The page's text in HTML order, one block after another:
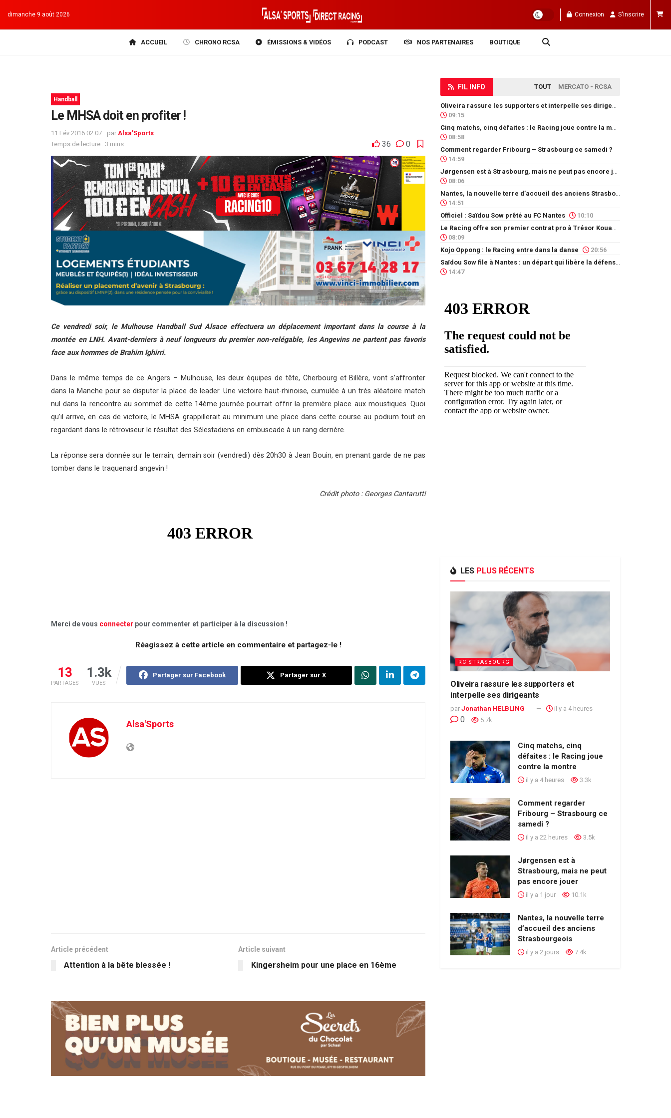
dimanche 9 août 2026 Connexion S'inscrire
ACCUEIL CHRONO RCSA ÉMISSIONS & VIDÉOS PODCAST NOS PARTENAIRES BOUTIQUE
Handball
Le MHSA doit en profiter !
11 Fév 2016 02:07 par Alsa'Sports
Temps de lecture : 3 mins
36 0
Ce vendredi soir, le Mulhouse Handball Sud Alsace effectuera un déplacement important dans la course à la
montée en LNH. Avant-derniers à neuf longueurs du premier non-relégable, les Angevins ne partent pas favoris
face aux hommes de Brahim Ighirri.
Dans le même temps de ce Angers – Mulhouse, les deux équipes de tête, Cherbourg et Billère, vont s’affronter
dans la Manche pour se disputer la place de leader. Une victoire haut-rhinoise, cumulée à un très aléatoire match
nul dans la rencontre au sommet de cette 14ème journée pourrait offrir la première place aux moustiques. Quoi
qu’il arrive, en cas de victoire, le MHSA grappillerait au minimum une place dans cette course au podium tout en
regardant dans le rétroviseur le résultat des Sélestadiens en embuscade à un rang derrière.
La réponse sera donnée sur le terrain, demain soir (vendredi) dès 20h30 à Jean Bouin, en prenant garde de ne pas
tomber dans le traquenard angevin !
Crédit photo : Georges Cantarutti
Merci de vous connecter pour commenter et participer à la discussion !
Réagissez à cette article en commentaire et partagez-le !
13
PARTAGES
1.3k
VUES
Partager sur Facebook Partager sur X
Alsa'Sports
Article précédent
Attention à la bête blessée !
Article suivant
Kingersheim pour une place en 16ème
FIL INFO TOUT MERCATO - RCSA
09:15
08:58
Comment regarder Fribourg – Strasbourg ce samedi ?
14:59
08:06
14:51
Officiel : Saïdou Sow prêté au FC Nantes
10:10
08:09
Kojo Oppong : le Racing entre dans la danse
20:56
14:47
LES PLUS RÉCENTS
RC STRASBOURG
Oliveira rassure les supporters et
interpelle ses dirigeants
par Jonathan HELBLING il y a 4 heures
0 5.7k
Cinq matchs, cinq
défaites : le Racing joue
contre la montre
il y a 4 heures 3.3k
Comment regarder
Fribourg – Strasbourg ce
samedi ?
il y a 22 heures 3.5k
Jørgensen est à
Strasbourg, mais ne peut
pas encore jouer
il y a 1 jour 10.1k
Nantes, la nouvelle terre
d’accueil des anciens
Strasbourgeois
il y a 2 jours 7.4k